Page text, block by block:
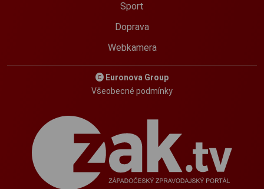
Sport
Doprava
Webkamera
Euronova Group
Všeobecné podmínky